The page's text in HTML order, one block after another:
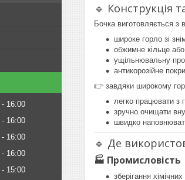
16:00
16:00
16:00
16:00
15:00
🔹 Конструкція
Бочка виготовляється з
широке горло зі
обжимне кільце
ущільнювальну
антикорозійне
👉 завдяки широкому
легко працювати з
зручно очищати
швидко
🔹 Де
🏭 Промисловість
зберігання